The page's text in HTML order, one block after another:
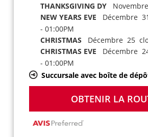
THANKSGIVING DY
NEW YEARS EVE Décembre
- 01:00PM
CHRISTMAS Décembre 25
CHRISTMAS EVE Décembre
- 01:00PM
Succursale avec boîte de
OBTENIR LA